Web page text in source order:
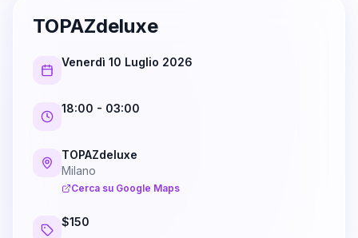
TOPAZdeluxe
Venerdì 10 Luglio 2026
18:00 - 03:00
TOPAZdeluxe
Milano
Cerca su Google Maps
$150